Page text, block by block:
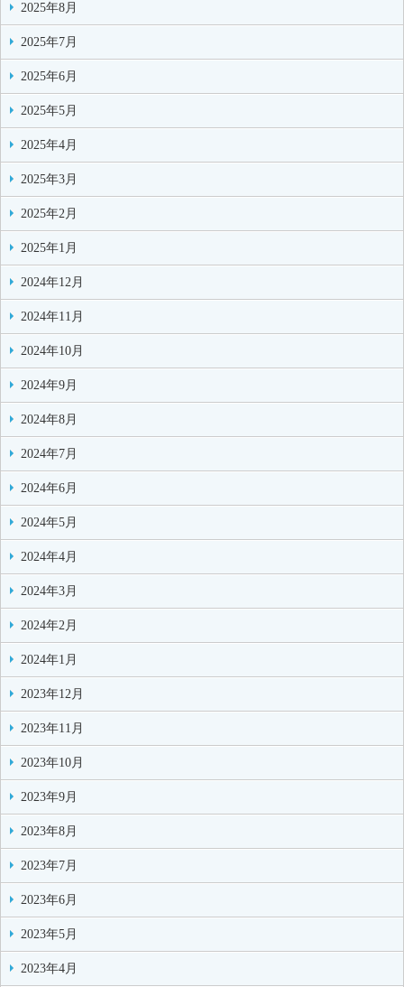
2025年8月
2025年7月
2025年6月
2025年5月
2025年4月
2025年3月
2025年2月
2025年1月
2024年12月
2024年11月
2024年10月
2024年9月
2024年8月
2024年7月
2024年6月
2024年5月
2024年4月
2024年3月
2024年2月
2024年1月
2023年12月
2023年11月
2023年10月
2023年9月
2023年8月
2023年7月
2023年6月
2023年5月
2023年4月